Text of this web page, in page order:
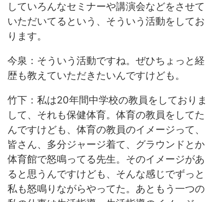
していろんなセミナーや講演会などをさせて
いただいてるという、そういう活動をしてお
ります。
今泉：そういう活動ですね。ぜひちょっと経
歴も教えていただきたいんですけども。
竹下：私は20年間中学校の教員をしておりま
して、それも保健体育。体育の教員をしてた
んですけども、体育の教員のイメージって、
皆さん、多分ジャージ着て、グラウンドとか
体育館で怒鳴ってる先生。そのイメージがあ
ると思うんですけども、そんな感じでずっと
私も怒鳴りながらやってた。あともう一つの